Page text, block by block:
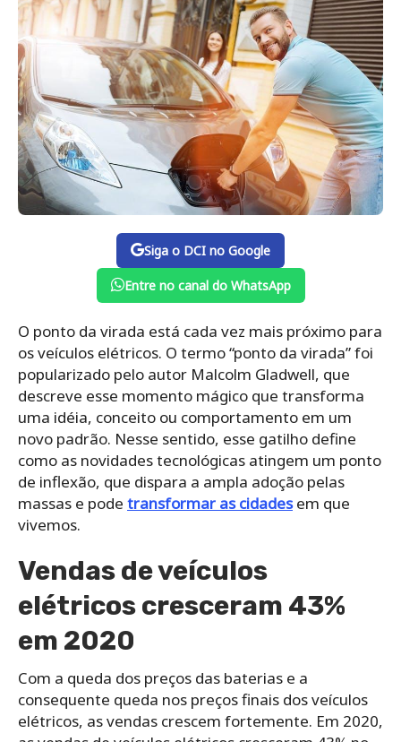
Siga o DCI no Google
Entre no canal do WhatsApp
O ponto da virada está cada vez mais próximo para
os veículos elétricos. O termo “ponto da virada” foi
popularizado pelo autor Malcolm Gladwell, que
descreve esse momento mágico que transforma
uma idéia, conceito ou comportamento em um
novo padrão. Nesse sentido, esse gatilho define
como as novidades tecnológicas atingem um ponto
de inflexão, que dispara a ampla adoção pelas
massas e pode transformar as cidadesem que
vivemos.
Vendas de veículos
elétricos cresceram 43%
em 2020
Com a queda dos preços das baterias e a
consequente queda nos preços finais dos veículos
elétricos, as vendas crescem fortemente. Em 2020,